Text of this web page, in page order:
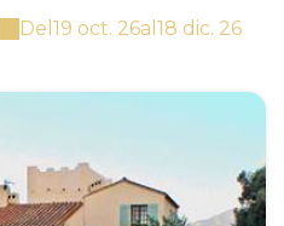
Del 19 oct. 26al 18 dic. 26